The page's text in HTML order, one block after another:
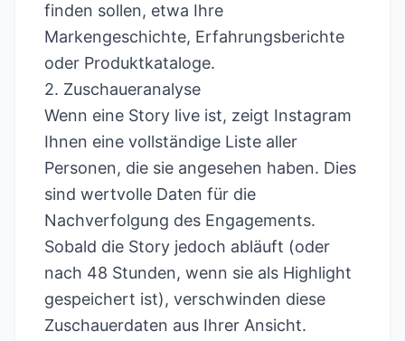
finden sollen, etwa Ihre
Markengeschichte, Erfahrungsberichte
oder Produktkataloge.
2. Zuschaueranalyse
Wenn eine Story live ist, zeigt Instagram
Ihnen eine vollständige Liste aller
Personen, die sie angesehen haben. Dies
sind wertvolle Daten für die
Nachverfolgung des Engagements.
Sobald die Story jedoch abläuft (oder
nach 48 Stunden, wenn sie als Highlight
gespeichert ist), verschwinden diese
Zuschauerdaten aus Ihrer Ansicht.